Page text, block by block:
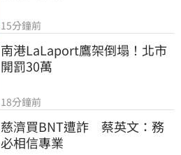
15分鐘前
南港LaLaport鷹架倒塌！北市
開罰30萬
18分鐘前
慈濟買BNT遭詐　蔡英文：務
必相信專業